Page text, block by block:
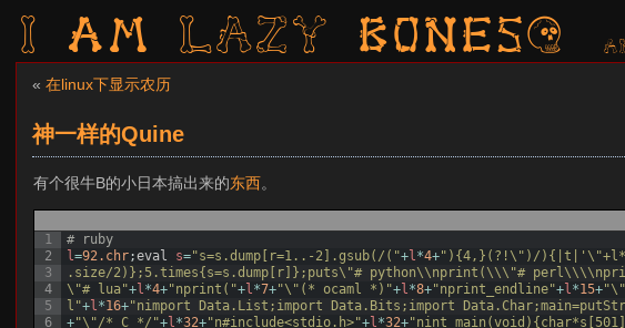
I am LAZY bones?
« 在linux下显示农历
神一样的Quine
有个很牛B的小日本搞出来的东西。
1
2
3
4
5
6
# ruby
l=92.chr;eval s="s=s.dump[r=1..-2].gsub(/("+l*4+"){4,}(?!\")/
.size/2)};5.times{s=s.dump[r]};puts\"# python\\nprint(\\\"#
\"# lua"+l*4+"nprint("+l*7+"\"(* ocaml *)"+l*8+"nprint_endline"+l*15+
l"+l*16+"nimport Data.List;import Data.Bits;import
+"\"/* C */"+l*32+"n#include<stdio.h>"+l*32+"nint